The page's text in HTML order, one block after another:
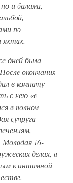
и балами,
по
яхтах.
дней была
окончания
в комнату
с нею «в
в полном
супруга
Молодая 16-
делах, а
к интимной